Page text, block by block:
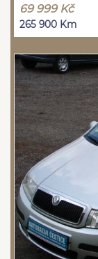
69 999 Kč
265 900 Km